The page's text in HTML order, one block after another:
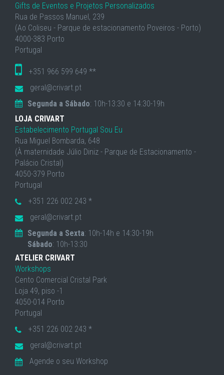
Gifts de Eventos e Projetos Personalizados
Rua de Passos Manuel, 239
(Ao Coliseu - Parque de estacionamento Poveiros - Porto)
4000-383 Porto
Portugal
+351 966 599 649 **
geral@crivart.pt
Segunda a Sábado: 10h-13:30 e 14:30-19h
LOJA CRIVART
Estabelecimento Portugal Sou Eu
Rua Miguel Bombarda, 648
(À maternidade Júlio Diniz - Parque de Estacionamento -
Palácio Cristal)
4050-379 Porto
Portugal
+351 226 002 243 *
geral@crivart.pt
Segunda a Sexta: 10h-14h e 14:30-19h
Sábado: 10h-13:30
ATELIER CRIVART
Workshops
Cento Comercial Cristal Park
Loja 49, piso -1
4050-014 Porto
Portugal
+351 226 002 243 *
geral@crivart.pt
Agende o seu Workshop